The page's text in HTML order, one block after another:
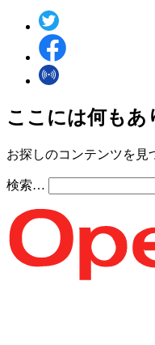
ここには何もあ
お探しのコンテンツを見
検索…